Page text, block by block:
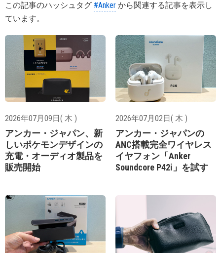
この記事のハッシュタグ #Anker から関連する記事を表示し
ています。
2026年07月09日( 木 )
アンカー・ジャパン、新
しいポケモンデザインの
充電・オーディオ製品を
販売開始
2026年07月02日( 木 )
アンカー・ジャパンの
ANC搭載完全ワイヤレス
イヤフォン「Anker
Soundcore P42i」を試す